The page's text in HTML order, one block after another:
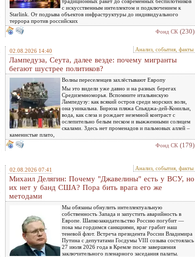
с искусственным интеллектом и подключением к
Starlink. От подрыва объектов инфраструктуры до индивидуального
террора против российских
Фонд СК (230)
02.08.2026 14:40 Анализ, события, факты
Лампедуза, Сеута, далее везде: почему мигранты
бегают шустрее политиков?
Волны переселенцев захлёстывают Европу
Мы это видели уже давно и на разных берегах
Средиземноморья. Вспомните итальянскую
Лампедузу: как всякий остров среди морских волн,
она уникальна. Бирюза пляжа Спьяджа-дей-Конильи,
вода, как слеза и рождает неземной контраст с
ослепительно белым песком и выжженными солнцем
скалами. Здесь нет променадов и пальмовых аллей –
каменистые плато,
Фонд СК (179)
02.08.2026 07:41 Анализ, события, факты
Михаил Делягин: Почему "Джавелины" есть у ВСУ, но
их нет у банд США? Пора бить врага его же
методами
Мы обязаны обнулить интеллектуальную
собственность Запада и запустить аварийность в
Европе. Шапкозакидательство Россию погубит —
пока мы гордимся санкциями, враг грабит наш
теневой флот. Встреча президента России Владимира
Путина с депутатами Госдумы VIII созыва состоялась
27 июля 2026 года в Кремле после завершения
заключительного пленарного заседания палаты.